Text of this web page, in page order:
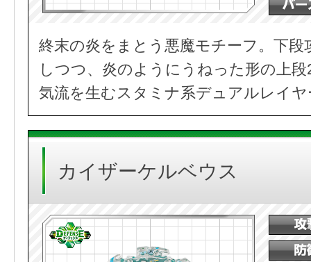
終末の炎をまとう悪魔モチーフ。下
しつつ、炎のようにうねった形の上
気流を生むスタミナ系デュアルレイヤ
カイザーケルベウス